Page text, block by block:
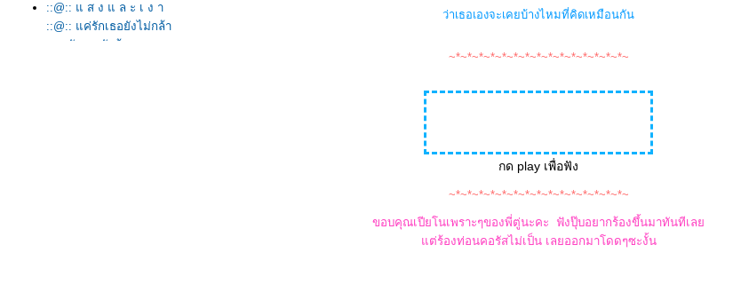
::@:: แ ส ง แ ล ะ เ ง า
::@:: แค่รักเธอยังไม่กล้า
อบรักเธอยังต้อง
ว่าเธอเองจะเคยบ้างไหมที่คิดเหมือนกัน
~*~*~*~*~*~*~*~*~*~*~*~*~*~*~*~
กด play เพื่อฟัง
~*~*~*~*~*~*~*~*~*~*~*~*~*~*~*~
ขอบคุณเปียโนเพราะๆของพี่ตู่นะคะ ฟังปุ๊บอยากร้องขึ้นมาทันทีเล
ต่ร้องท่อนคอรัสไม่เป็น เลยออกมาโดดๆซะงั้น